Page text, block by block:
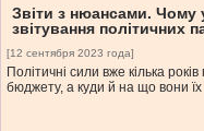
Звіти з нюансами. Чому
звітування політичних
[12 сентября 2023 года]
Політичні сили вже кілька
бюджету, а куди й на що вони